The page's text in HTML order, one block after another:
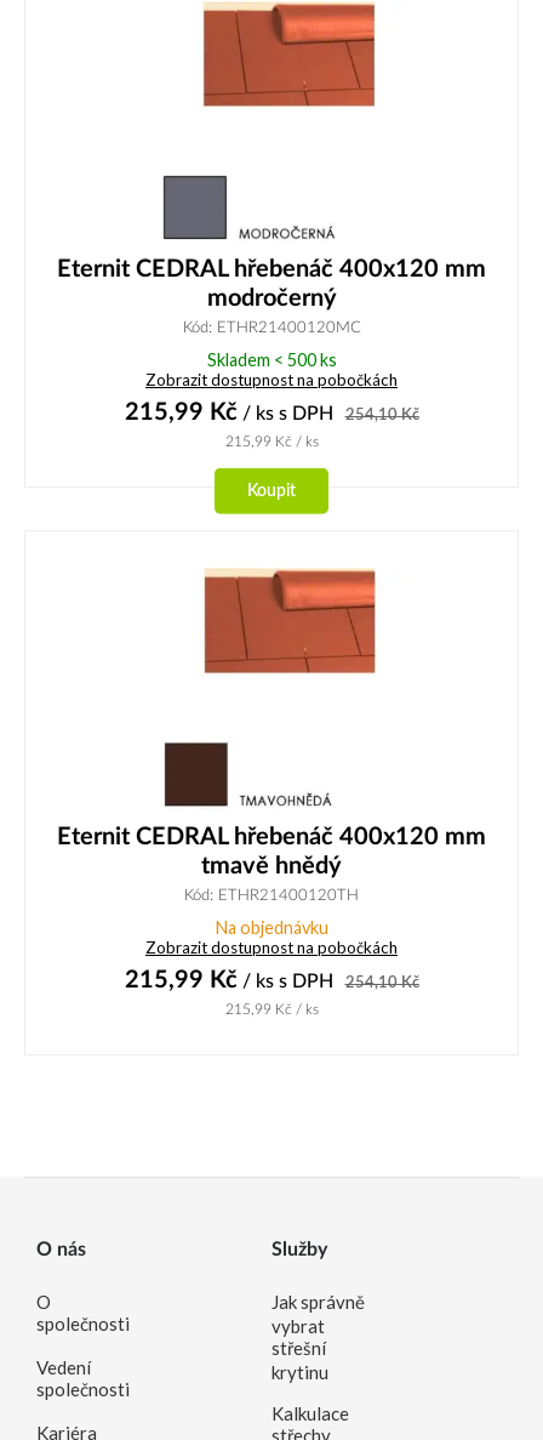
Eternit CEDRAL hřebenáč 400x120 mm
modročerný
Kód: ETHR21400120MC
Skladem < 500 ks
Zobrazit dostupnost na pobočkách
215,99 Kč/ ks s DPH 254,10Kč
215,99 Kč / ks
Koupit
Eternit CEDRAL hřebenáč 400x120 mm
tmavě hnědý
Kód: ETHR21400120TH
Na objednávku
Zobrazit dostupnost na pobočkách
215,99 Kč/ ks s DPH 254,10Kč
215,99 Kč / ks
O nás
O
společnosti
Vedení
společnosti
Kariéra
Služby
Jak správně
vybrat
střešní
krytinu
Kalkulace
střechy